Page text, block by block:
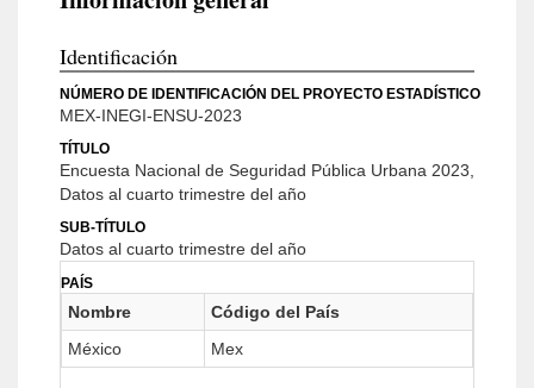
Identificación
NÚMERO DE IDENTIFICACIÓN DEL PROYECTO ESTADÍSTICO
MEX-INEGI-ENSU-2023
TÍTULO
Encuesta Nacional de Seguridad Pública Urbana 2023,
Datos al cuarto trimestre del año
SUB-TÍTULO
Datos al cuarto trimestre del año
PAÍS
Nombre
Código del País
México
Mex